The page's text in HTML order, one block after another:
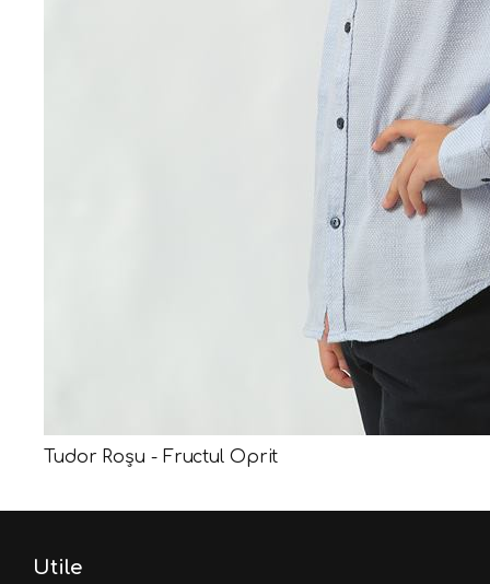
Tudor Roșu - Fructul Oprit
Utile